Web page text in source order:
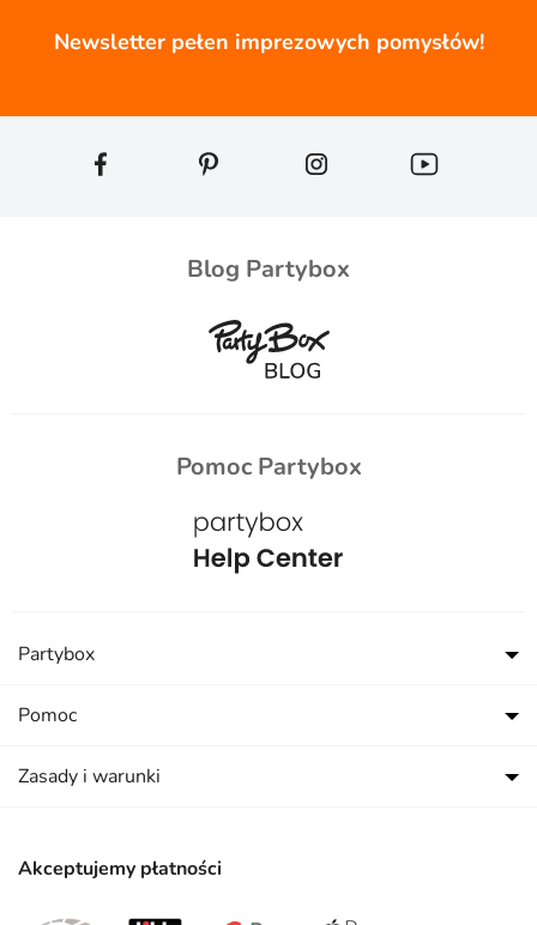
Newsletter pełen imprezowych pomysłów!
Blog Partybox
Pomoc Partybox
Akceptujemy płatności
Partybox
Pomoc
Zasady i warunki